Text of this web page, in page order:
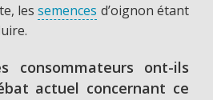
lessemences d’oignon étant
consommateurs ont-ils
actuel concernant ce